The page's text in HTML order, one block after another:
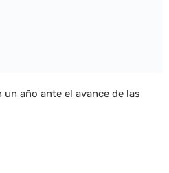
año ante el avance de las